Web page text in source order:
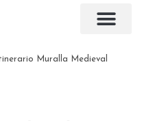
Muralla Medieval